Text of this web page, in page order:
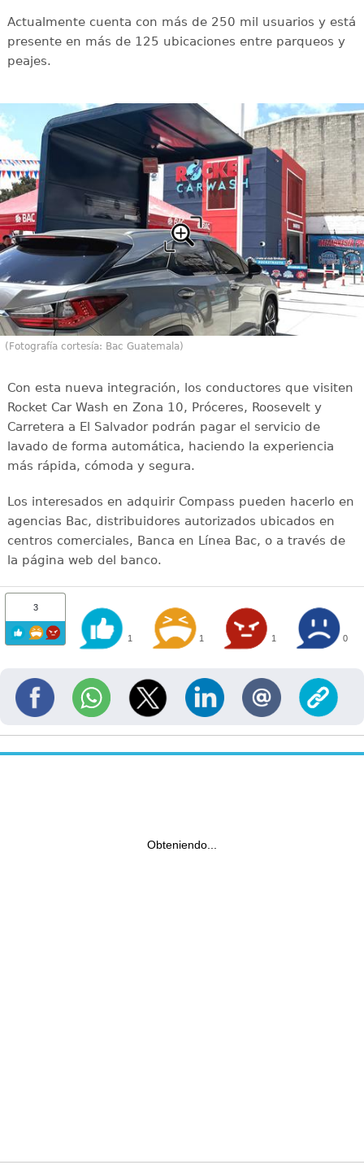
Actualmente cuenta con más de 250 mil usuarios y está
presente en más de 125 ubicaciones entre parqueos y
peajes.
(Fotografía cortesía: Bac Guatemala)
Con esta nueva integración, los conductores que visiten
Rocket Car Wash en Zona 10, Próceres, Roosevelt y
Carretera a El Salvador podrán pagar el servicio de
lavado de forma automática, haciendo la experiencia
más rápida, cómoda y segura.
Los interesados en adquirir Compass pueden hacerlo en
agencias Bac, distribuidores autorizados ubicados en
centros comerciales, Banca en Línea Bac, o a través de
la página web del banco.
3
1 1 1 0
Obteniendo...